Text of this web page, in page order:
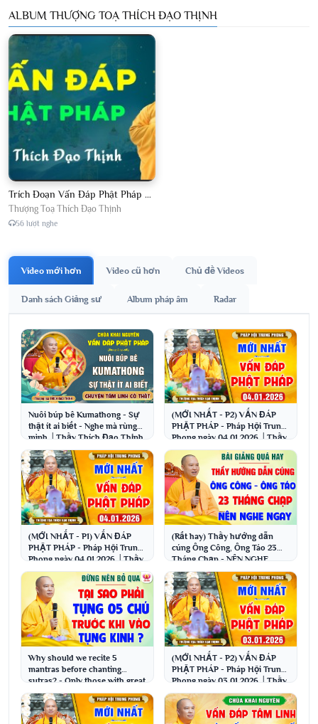
ALBUM THƯỢNG TOẠ THÍCH ĐẠO THỊNH
Trích Đoạn Vấn Đáp Phật Pháp 2026
Thượng Toạ Thích Đạo Thịnh
56 lượt nghe
Video mới hơn Video cũ hơn Chủ đề Videos
Danh sách Giảng sư Album pháp âm Radar
Nuôi búp bê Kumathong - Sự
thật ít ai biết - Nghe mà rùng
mình │Thầy Thích Đạo Thịnh
(MỚI NHẤT - P2) VẤN ĐÁP
PHẬT PHÁP - Pháp Hội Trung
Phong ngày 04.01.2026 │Thầy
Thích Đạo Thịnh
(MỚI NHẤT - P1) VẤN ĐÁP
PHẬT PHÁP - Pháp Hội Trung
Phong ngày 04.01.2026 │Thầy
Thích Đạo Thịnh
(Rất hay) Thầy hướng dẫn
cúng Ông Công, Ông Táo 23
Tháng Chạp - NÊN NGHE
NGAY | Thầy Thích Đạo Thịnh
Why should we recite 5
mantras before chanting
sutras? - Only those with great
fortune can hear t...
(MỚI NHẤT - P2) VẤN ĐÁP
PHẬT PHÁP - Pháp Hội Trung
Phong ngày 03.01.2026 │Thầy
Thích Đạo Thịnh